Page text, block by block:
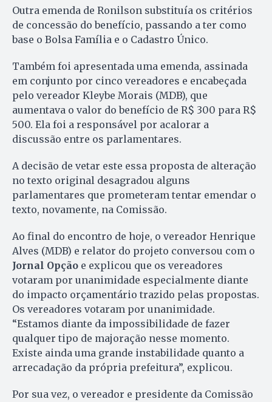
Outra emenda de Ronilson substituía os critérios
de concessão do benefício, passando a ter como
base o Bolsa Família e o Cadastro Único.
Também foi apresentada uma emenda, assinada
em conjunto por cinco vereadores e encabeçada
pelo vereador Kleybe Morais (MDB), que
aumentava o valor do benefício de R$ 300 para R$
500. Ela foi a responsável por acalorar a
discussão entre os parlamentares.
A decisão de vetar este essa proposta de alteração
no texto original desagradou alguns
parlamentares que prometeram tentar emendar o
texto, novamente, na Comissão.
Ao final do encontro de hoje, o vereador Henrique
Alves (MDB) e relator do projeto conversou com o
Jornal Opção e explicou que os vereadores
votaram por unanimidade especialmente diante
do impacto orçamentário trazido pelas propostas.
Os vereadores votaram por unanimidade.
“Estamos diante da impossibilidade de fazer
qualquer tipo de majoração nesse momento.
Existe ainda uma grande instabilidade quanto a
arrecadação da própria prefeitura”, explicou.
Por sua vez, o vereador e presidente da Comissão